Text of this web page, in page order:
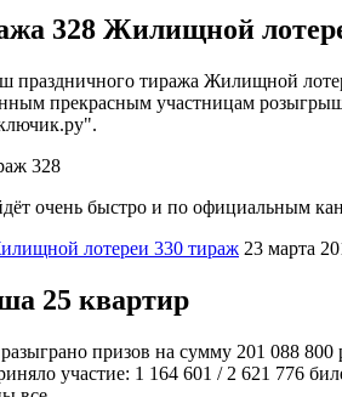
328 Жилищной
праздничного тиража Жилищной
прекрасным участницам
очень быстро и по официальным
лотереи 330 тираж 23 марта
25 квартир
призов на сумму 201 088 800
участие: 1 164 601 / 2 621 776